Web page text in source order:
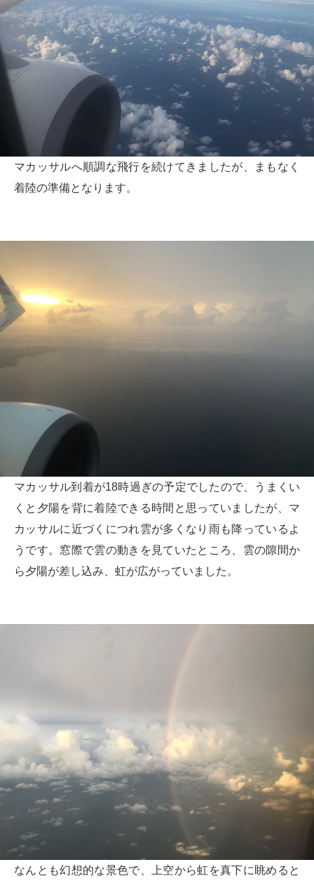
マカッサルへ順調な飛行を続けてきましたが、まもなく
着陸の準備となります。
マカッサル到着が18時過ぎの予定でしたので、うまくい
くと夕陽を背に着陸できる時間と思っていましたが、マ
カッサルに近づくにつれ雲が多くなり雨も降っているよ
うです。窓際で雲の動きを見ていたところ、雲の隙間か
ら夕陽が差し込み、虹が広がっていました。
なんとも幻想的な景色で、上空から虹を真下に眺めると